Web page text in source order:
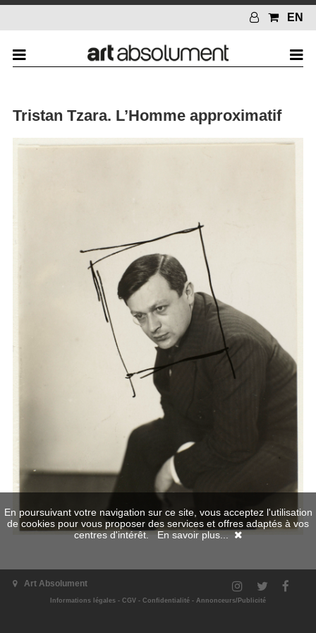
EN
Tristan Tzara. L’Homme approximatif
L'exposition
Art Absolument
Informations légales - CGV - Confidentialité - Annonceurs/Publicité
En poursuivant votre navigation sur ce site, vous acceptez l'utilisation
de cookies pour vous proposer des services et offres adaptés à vos
centres d'intérêt.En savoir plus...